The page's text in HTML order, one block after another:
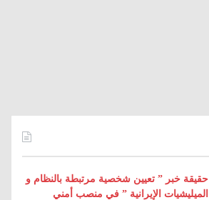
حقيقة خبر ” تعيين شخصية مرتبطة بالنظام و
الميليشيات الإيرانية ” في منصب أمني